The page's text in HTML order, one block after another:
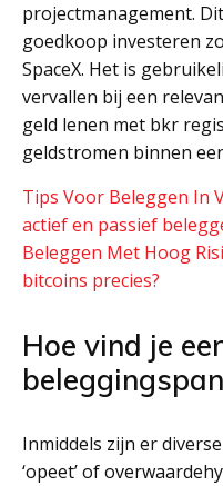
projectmanagement.
goedkoop investeren
SpaceX. Het is
vervallen bij een
geld lenen met bkr
geldstromen binnen
Tips Voor Beleggen In
actief en passief
Beleggen Met Hoog
bitcoins precies?
Hoe vind je
Inmiddels zijn er
‘opeet’ of